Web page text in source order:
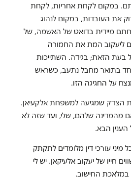
במקום לקחת אחריות, לקחת
את העובדות, במקום לנהוג
מיידית בדואט של האשמה, של
ליעקוב המת את החמורה
בעת הזאת; בגידה. השתייכות
בתואר מחבל נתעב, כשראש
על החגיגה הזו.
הצדק שמגיעה למשפחת אלקעיאן.
מהמדינה שלהם, שלי, ועד שזה לא
הבא.
מיני עורכי דין מלומדים לתקתק
חייו של יעקוב אלעיקאן. יש לי
במלאכת החישוב.